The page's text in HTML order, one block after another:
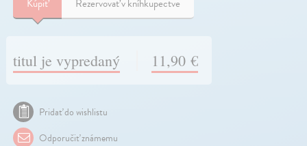
Kúpiť Rezervovať v kníhkupectve
titul je vypredaný 11,90 €
Pridať do wishlistu
Odporučiť známemu